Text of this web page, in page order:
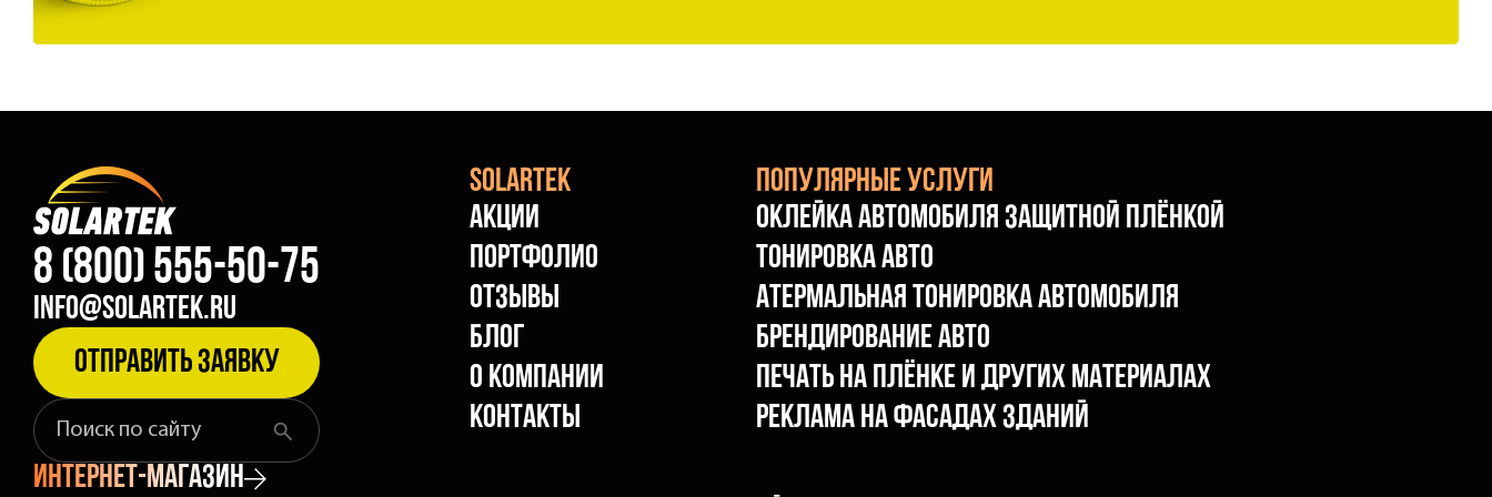
8 (800) 555-50-75
info@solartek.ru
Отправить заявку
Что
найти
на
Найти
интернет-магазин
Solartek
Акции
Портфолио
Отзывы
Блог
О компании
Контакты
Популярные услуги
Оклейка автомобиля защитной плёнкой
Тонировка авто
Атермальная тонировка автомобиля
Брендирование авто
Печать на плёнке и других материалах
Реклама на фасадах зданий